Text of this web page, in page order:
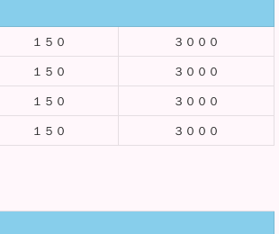
１５０ ３０００
１５０ ３０００
１５０ ３０００
１５０ ３０００